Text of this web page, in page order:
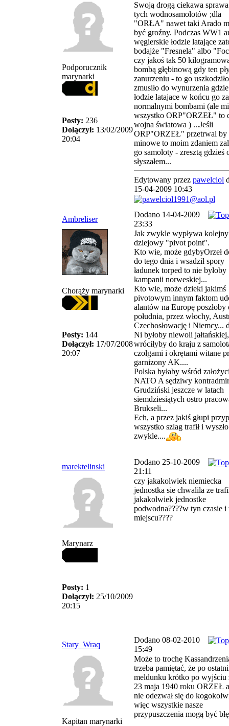
Podporucznik
marynarki
Posty: 236
Dołączył: 13/02/2009
20:04
Swoją drogą ciekawa
tych wodnosamolotów ;dla
"ORŁA" nawet taki Arado
być groźny. Podczas WW1
węgierskie łodzie latające
bodajże "Fresnela" albo
czy jakoś tak 50
bombą głębinową gdy ten
zanurzeniu - to go
zmusiło do wynurzenia
łodzie latajace w końcu go
normalnymi bombami (ale
wszystko ORP"ORZEŁ" to
wojna światowa ) ...Jeśli
ORP"ORZEŁ" przetrwal by
minowe to moim zdaniem
go samoloty - zresztą gdzieś
słyszałem...
Edytowany przez pawelciol
15-04-2009 10:43
Ambreliser
Dodano 14-04-2009
23:33
Chorąży marynarki
Posty: 144
Dołączył: 17/07/2008
20:07
Jak zwykle wypływa kolejny
dziejowy "pivot point".
Kto wie, może gdybyOrzeł
do tego dnia i wsadził spory
ładunek torped to nie byłoby
kampanii norweskiej...
Kto wie, może dzieki jakimś
pivotowym innym faktom
alantów na Europę poszłoby
południa, przez włochy,
Czechosłowację i Niemcy...
Ni byłoby niewoli
wróciłyby do kraju z
czołgami i okrętami witane
garnizony AK....
Polska byłaby wśród
NATO A sędziwy
Grudziński jeszcze w latach
siemdziesiątych ostro
Brukseli...
Ech, a przez jakiś głupi
wszystko szlag trafił i
zwykle....
marektelinski
Dodano 25-10-2009
21:11
Marynarz
Posty: 1
Dołączył: 25/10/2009
20:15
czy jakakolwiek niemiecka
jednostka sie chwalila ze
jakakolwiek jednostke
podwodna????w tyn czasie
miejscu????
Stary_Wraq
Dodano 08-02-2010
15:49
Kapitan marynarki
Może to trochę
trzeba pamiętać, że po
meldunku krótko po wyjściu
23 maja 1940 roku ORZEŁ
nie odezwał się do
więc wszystkie nasze
przypuszczenia mogą być